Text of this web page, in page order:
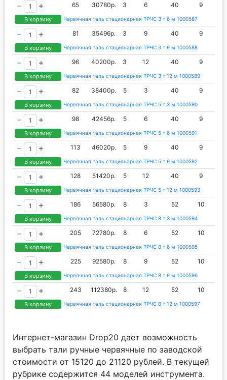
В корзину
65 30780р. 3 6 40 9
Червячная таль стационарная ТРЧС 3 т 6 м 1000587
В корзину
81 35496р. 3 9 40 9
Червячная таль стационарная ТРЧС 3 т 9 м 1000588
В корзину
96 40200р. 3 12 40 9
Червячная таль стационарная ТРЧС 3 т 12 м 1000589
В корзину
82 38400р. 5 3 40 9
Червячная таль стационарная ТРЧС 5 т 3 м 1000590
В корзину
98 42456р. 5 6 40 9
Червячная таль стационарная ТРЧС 5 т 6 м 1000591
В корзину
113 46020р. 5 9 40 9
Червячная таль стационарная ТРЧС 5 т 9 м 1000592
В корзину
128 51420р. 5 12 40 9
Червячная таль стационарная ТРЧС 5 т 12 м 1000593
В корзину
186 56580р. 8 3 52 10
Червячная таль стационарная ТРЧС 8 т 3 м 1000594
В корзину
205 72780р. 8 6 52 10
Червячная таль стационарная ТРЧС 8 т 6 м 1000595
В корзину
225 92580р. 8 9 52 10
Червячная таль стационарная ТРЧС 8 т 9 м 1000596
В корзину
243 112380р. 8 12 52 10
Червячная таль стационарная ТРЧС 8 т 12 м 1000597
Интернет-магазин Drop20 дает возможность
выбрать тали ручные червячные по заводской
стоимости от 15120 до 21120 рублей. В текущей
рубрике содержится 44 моделей инструмента.